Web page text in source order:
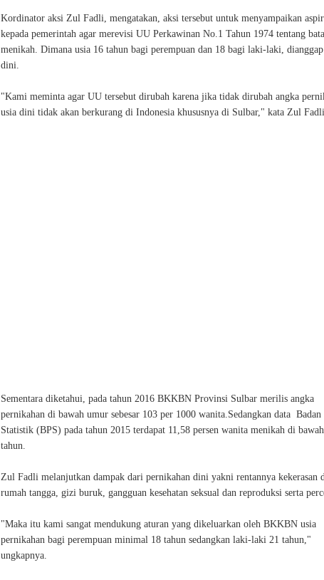
Kordinator aksi Zul Fadli, mengatakan, aksi tersebut untuk menyampaikan
kepada pemerintah agar merevisi UU Perkawinan No.1 Tahun 1974 tentang
menikah. Dimana usia 16 tahun bagi perempuan dan 18 bagi laki-laki,
dini.
"Kami meminta agar UU tersebut dirubah karena jika tidak dirubah angka
usia dini tidak akan berkurang di Indonesia khususnya di Sulbar," kata Zul Fadli.
Sementara diketahui, pada tahun 2016 BKKBN Provinsi Sulbar merilis angka
pernikahan di bawah umur sebesar 103 per 1000 wanita.Sedangkan data Badan
Statistik (BPS) pada tahun 2015 terdapat 11,58 persen wanita menikah di
tahun.
Zul Fadli melanjutkan dampak dari pernikahan dini yakni rentannya kekerasan
rumah tangga, gizi buruk, gangguan kesehatan seksual dan reproduksi serta
"Maka itu kami sangat mendukung aturan yang dikeluarkan oleh BKKBN usia
pernikahan bagi perempuan minimal 18 tahun sedangkan laki-laki 21 tahun,"
ungkapnya.